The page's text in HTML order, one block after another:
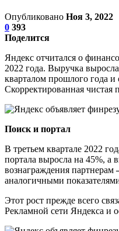
Опубликовано Ноя 3, 2022
0 393
Поделится
Яндекс отчитался о
2022 года. Выручка
кварталом прошлого года и
Скорректированная чистая
Поиск и портал
В третьем квартале 2022
портала выросла на 45%, а
вознаграждения партнерам
аналогичными
Этот рост прежде всего
Рекламной сети Яндекса и